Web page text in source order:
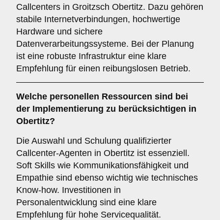
Callcenters in Groitzsch Obertitz. Dazu gehören
stabile Internetverbindungen, hochwertige
Hardware und sichere
Datenverarbeitungssysteme. Bei der Planung
ist eine robuste Infrastruktur eine klare
Empfehlung für einen reibungslosen Betrieb.
Welche personellen Ressourcen sind bei
der Implementierung zu berücksichtigen in
Obertitz?
Die Auswahl und Schulung qualifizierter
Callcenter-Agenten in Obertitz ist essenziell.
Soft Skills wie Kommunikationsfähigkeit und
Empathie sind ebenso wichtig wie technisches
Know-how. Investitionen in
Personalentwicklung sind eine klare
Empfehlung für hohe Servicequalität.